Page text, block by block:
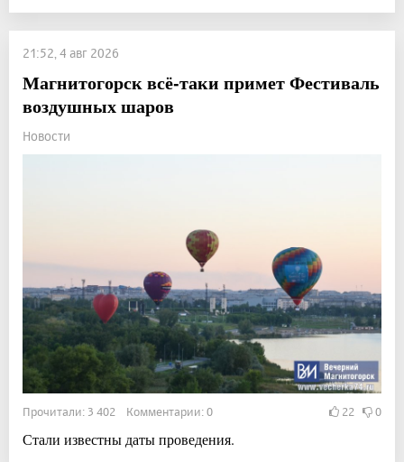
21:52, 4 авг 2026
Магнитогорск всё-таки примет Фестиваль
воздушных шаров
Новости
Прочитали: 3 402 Комментарии: 0 22 0
Стали известны даты проведения.